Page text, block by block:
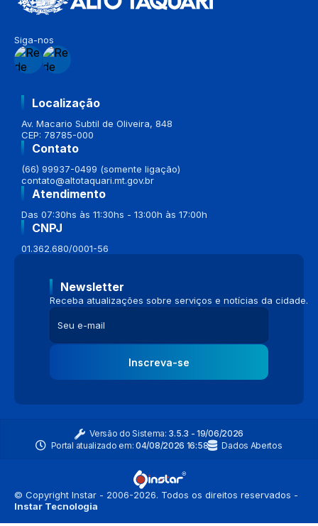
Siga-nos
Localização
Av. Macario Subtil de Oliveira, 848
CEP: 78785-000
Contato
(66) 99937-0499 (somente ligação)
contato@altotaquari.mt.gov.br
Atendimento
Das 07:30hs às 11:30hs - 13:00h às 17:00h
CNPJ
01.362.680/0001-56
Newsletter
Receba atualizações sobre serviços e notícias da cidade.
Inscreva-se
Versão do Sistema: 3.5.3 - 19/06/2026
Portal atualizado em:04/08/2026 16:58 Dados Abertos
© Copyright Instar - 2006-2026. Todos os direitos reservados -
Instar Tecnologia